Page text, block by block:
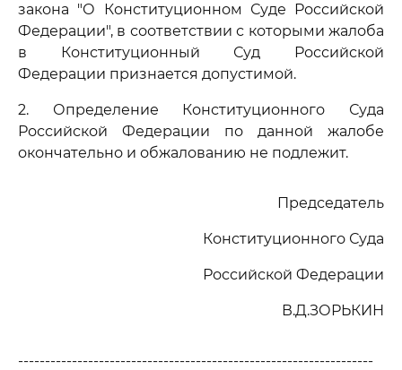
закона "О Конституционном Суде Российской
Федерации", в соответствии с которыми жалоба
в Конституционный Суд Российской
Федерации признается допустимой.
2. Определение Конституционного Суда
Российской Федерации по данной жалобе
окончательно и обжалованию не подлежит.
Председатель
Конституционного Суда
Российской Федерации
В.Д.ЗОРЬКИН
------------------------------------------------------------------